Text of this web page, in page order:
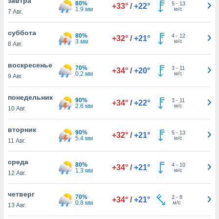
действия
на веб-
основе.
нашей
cookie
в
ВЫ
7 Авг.
80%
1.9 мм
+33° / +22° 5- 13
м/с
суббота
8 Авг.
80%
3 мм
+32° / +21° 4- 12
м/с
воскресенье
9 Авг.
70%
0.2 мм
+34° / +20° 3- 11
м/с
понедельник
10 Авг.
90%
2.6 мм
+34° / +22° 3- 11
м/с
вторник
11 Авг.
90%
5.4 мм
+32° / +21° 5- 13
м/с
среда
12 Авг.
80%
1.3 мм
+34° / +21° 4- 10
м/с
четверг
13 Авг.
70%
0.8 мм
+34° / +21° 2- 8
м/с